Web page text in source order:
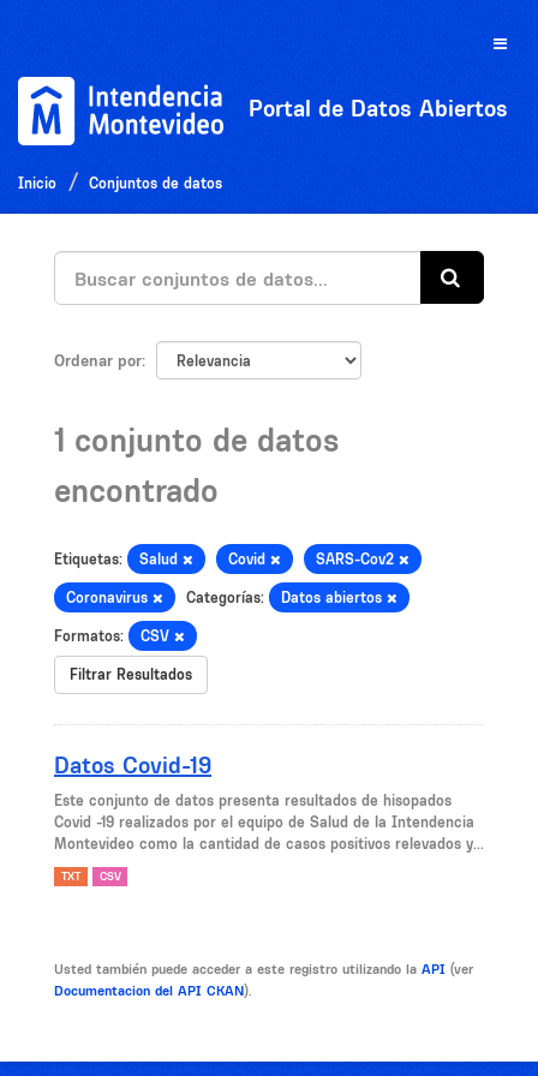
Toggle
Portal de Datos Abiertos
Inicio Conjuntos de datos
Ordenar por
1 conjunto de datos
encontrado
Etiquetas: Salud Covid SARS-Cov2
Coronavirus Categorías: Datos abiertos
Formatos: CSV
Filtrar Resultados
Datos Covid-19
Este conjunto de datos presenta resultados de hisopados
Covid -19 realizados por el equipo de Salud de la Intendencia
Montevideo como la cantidad de casos positivos relevados y...
TXT CSV
Usted también puede acceder a este registro utilizando la API (ver
Documentacion del API CKAN).